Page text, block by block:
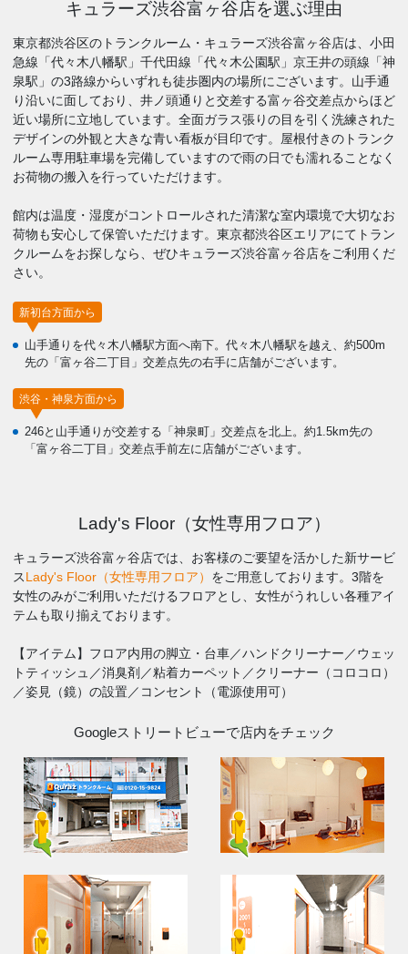
キュラーズ渋谷富ヶ谷店を選ぶ理由
東京都渋谷区のトランクルーム・キュラーズ渋谷富ヶ谷店は、小田
急線「代々木八幡駅」千代田線「代々木公園駅」京王井の頭線「神
泉駅」の3路線からいずれも徒歩圏内の場所にございます。山手通
り沿いに面しており、井ノ頭通りと交差する富ヶ谷交差点からほど
近い場所に立地しています。全面ガラス張りの目を引く洗練された
デザインの外観と大きな青い看板が目印です。屋根付きのトランク
ルーム専用駐車場を完備していますので雨の日でも濡れることなく
お荷物の搬入を行っていただけます。
館内は温度・湿度がコントロールされた清潔な室内環境で大切なお
荷物も安心して保管いただけます。東京都渋谷区エリアにてトラン
クルームをお探しなら、ぜひキュラーズ渋谷富ヶ谷店をご利用くだ
さい。
新初台方面から
山手通りを代々木八幡駅方面へ南下。代々木八幡駅を越え、約500m
先の「富ヶ谷二丁目」交差点先の右手に店舗がございます。
渋谷・神泉方面から
246と山手通りが交差する「神泉町」交差点を北上。約1.5km先の
「富ヶ谷二丁目」交差点手前左に店舗がございます。
Lady's Floor（女性専用フロア）
キュラーズ渋谷富ヶ谷店では、お客様のご要望を活かした新サービ
スLady's Floor（女性専用フロア） をご用意しております。3階を
女性のみがご利用いただけるフロアとし、女性がうれしい各種アイ
テムも取り揃えております。
【アイテム】フロア内用の脚立・台車／ハンドクリーナー／ウェッ
トティッシュ／消臭剤／粘着カーペット／クリーナー（コロコロ）
／姿見（鏡）の設置／コンセント（電源使用可）
Googleストリートビューで店内をチェック